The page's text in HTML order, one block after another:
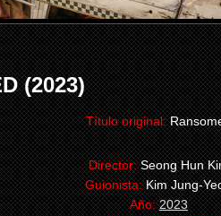
(2023)
Título original:
Director:Seong Hun
Guionista:Kim Jung-
Año:2023